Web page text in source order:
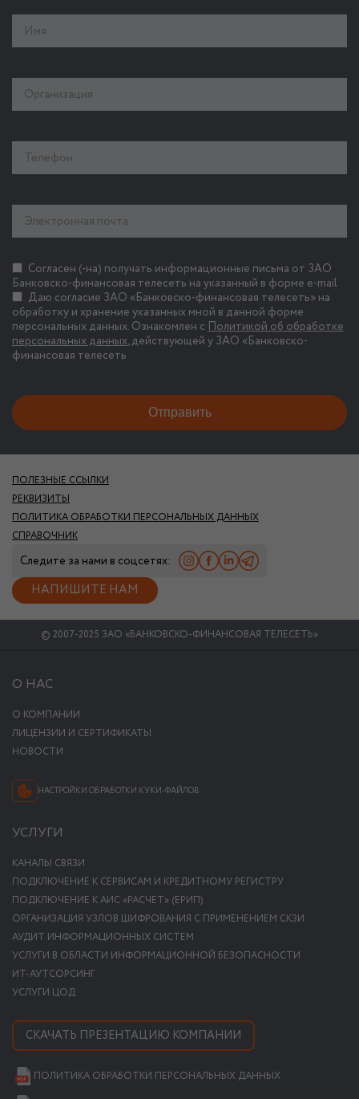
Согласен (-на) получать информационные письма от ЗАО
Банковско-финансовая телесеть на указанный в форме e-mail
Даю согласие ЗАО «Банковско-финансовая телесеть» на
обработку и хранение указанных мной в данной форме
персональных данных. Ознакомлен сПолитикой об обработке
персональных данных, действующей у ЗАО «Банковско-
финансовая телесеть
ПОЛЕЗНЫЕ ССЫЛКИ
РЕКВИЗИТЫ
ПОЛИТИКА ОБРАБОТКИ ПЕРСОНАЛЬНЫХ ДАННЫХ
СПРАВОЧНИК
Следите за нами в соцсетях:
НАПИШИТЕ НАМ
© 2007-2025 ЗАО «БАНКОВСКО-ФИНАНСОВАЯ ТЕЛЕСЕТЬ»
О НАС
О КОМПАНИИ
ЛИЦЕНЗИИ И СЕРТИФИКАТЫ
НОВОСТИ
НАСТРОЙКИ ОБРАБОТКИ КУКИ-ФАЙЛОВ
УСЛУГИ
КАНАЛЫ СВЯЗИ
ПОДКЛЮЧЕНИЕ К СЕРВИСАМ И КРЕДИТНОМУ РЕГИСТРУ
ПОДКЛЮЧЕНИЕ К АИС «РАСЧЕТ» (ЕРИП)
ОРГАНИЗАЦИЯ УЗЛОВ ШИФРОВАНИЯ С ПРИМЕНЕНИЕМ СКЗИ
АУДИТ ИНФОРМАЦИОННЫХ СИСТЕМ
УСЛУГИ В ОБЛАСТИ ИНФОРМАЦИОННОЙ БЕЗОПАСНОСТИ
ИТ-АУТСОРСИНГ
УСЛУГИ ЦОД
СКАЧАТЬ ПРЕЗЕНТАЦИЮ КОМПАНИИ
ПОЛИТИКА ОБРАБОТКИ ПЕРСОНАЛЬНЫХ ДАННЫХ